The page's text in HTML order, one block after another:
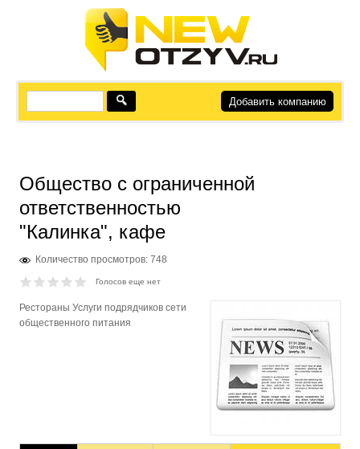
Добавить компанию
Общество с ограниченной
ответственностью
"Калинка", кафе
Количество просмотров: 748
Голосов еще нет
Рестораны Услуги подрядчиков сети
общественного питания